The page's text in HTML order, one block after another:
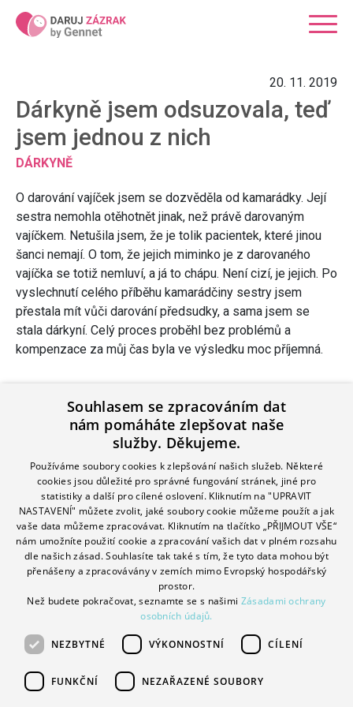
Přejít
20. 11. 2019
Dárkyně jsem odsuzovala, teď
jsem jednou z nich
DÁRKYNĚ
O darování vajíček jsem se dozvěděla od kamarádky. Její
sestra nemohla otěhotnět jinak, než právě darovaným
vajíčkem. Netušila jsem, že je tolik pacientek, které jinou
šanci nemají. O tom, že jejich miminko je z darovaného
vajíčka se totiž nemluví, a já to chápu. Není cizí, je jejich. Po
vyslechnutí celého příběhu kamarádčiny sestry jsem
přestala mít vůči darování předsudky, a sama jsem se
stala dárkyní. Celý proces proběhl bez problémů a
kompenzace za můj čas byla ve výsledku moc příjemná.
Souhlasem se zpracováním dat
nám pomáháte zlepšovat naše
služby. Děkujeme.
Používáme soubory cookies k zlepšování našich služeb. Některé
cookies jsou důležité pro správné fungování stránek, jiné pro
statistiky a další pro cílené oslovení. Kliknutím na "UPRAVIT
NASTAVENÍ" můžete zvolit, jaké soubory cookie můžeme použít a jak
vaše data můžeme zpracovávat. Kliknutím na tlačítko „PŘIJMOUT VŠE“
nám umožníte použití cookie a zpracování vašich dat v plném rozsahu
dle našich zásad. Souhlasíte tak také s tím, že tyto data mohou být
přenášeny a zpracovávány v zemích mimo Evropský hospodářský
prostor.
Než budete pokračovat, seznamte se s našimi Zásadami ochrany
osobních údajů.
NEZBYTNÉ VÝKONNOSTNÍ CÍLENÍ
FUNKČNÍ NEZAŘAZENÉ SOUBORY